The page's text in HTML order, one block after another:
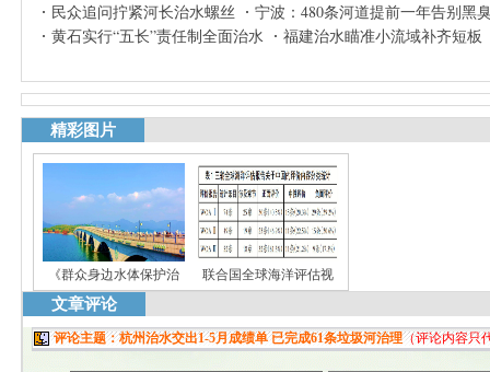
民众追问拧紧河长治水螺丝
宁波：480条河道提前一年告别黑
黄石实行“五长”责任制全面治水
福建治水瞄准小流域补齐短板
精彩图片
《群众身边水体保护治 联合国全球海洋评估视
文章评论